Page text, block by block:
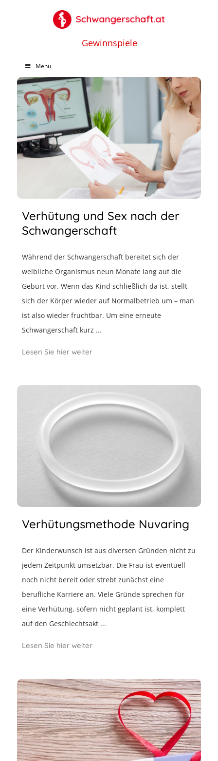
Gewinnspiele
Menu
Verhütung und Sex nach der
Schwangerschaft
Während der Schwangerschaft bereitet sich der
weibliche Organismus neun Monate lang auf die
Geburt vor. Wenn das Kind schließlich da ist, stellt
sich der Körper wieder auf Normalbetrieb um – man
ist also wieder fruchtbar. Um eine erneute
Schwangerschaft kurz ...
Lesen Sie hier weiter
Verhütungsmethode Nuvaring
Der Kinderwunsch ist aus diversen Gründen nicht zu
jedem Zeitpunkt umsetzbar. Die Frau ist eventuell
noch nicht bereit oder strebt zunächst eine
berufliche Karriere an. Viele Gründe sprechen für
eine Verhütung, sofern nicht geplant ist, komplett
auf den Geschlechtsakt ...
Lesen Sie hier weiter